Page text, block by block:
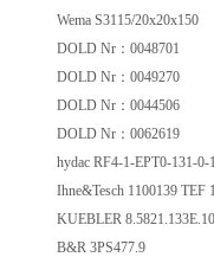
Wema S3115/20x20x150
DOLD Nr：0048701
DOLD Nr：0049270
DOLD Nr：0044506
DOLD Nr：0062619
hydac RF4-1-EPT0-131-
Ihne&Tesch 1100139
KUEBLER
B&R 3PS477.9